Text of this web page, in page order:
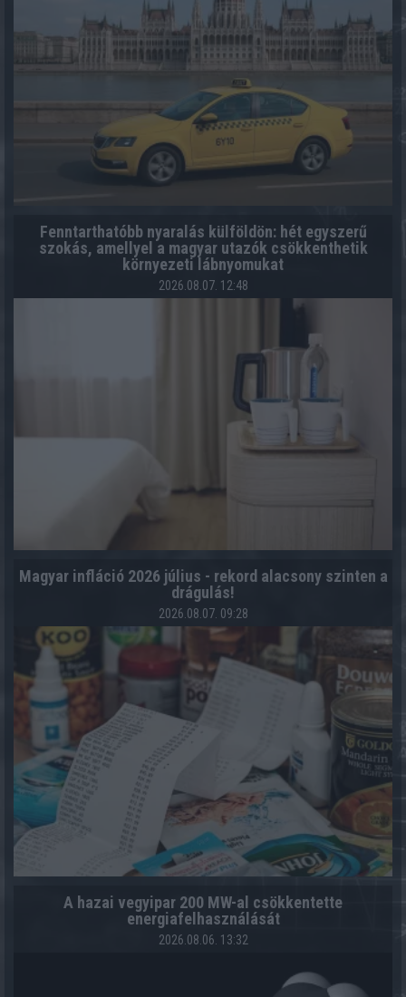
Fenntarthatóbb nyaralás külföldön: hét egyszerű
szokás, amellyel a magyar utazók csökkenthetik
környezeti lábnyomukat
2026.08.07. 12:48
Magyar infláció 2026 július - rekord alacsony szinten a
drágulás!
2026.08.07. 09:28
A hazai vegyipar 200 MW-al csökkentette
energiafelhasználását
2026.08.06. 13:32